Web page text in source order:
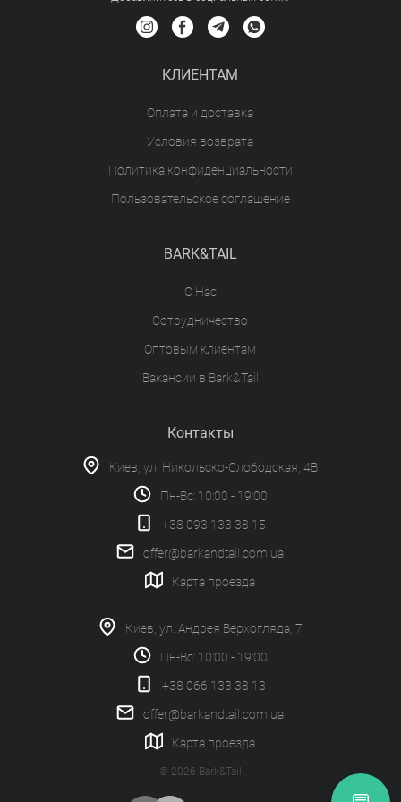
КЛИЕНТАМ
Оплата и доставка
Условия возврата
Политика конфиденциальности
Пользовательское соглашение
BARK&TAIL
О Нас
Сотрудничество
Оптовым клиентам
Вакансии в Bark&Tail
Контакты
Киев, ул. Никольско-Слободская, 4В
Пн-Вс: 10:00 - 19:00
+38 093 133 38 15
offer@barkandtail.com.ua
Карта проезда
Киев, ул. Андрея Верхогляда, 7
Пн-Вс: 10:00 - 19:00
+38 066 133 38 13
offer@barkandtail.com.ua
Карта проезда
© 2026 Bark&Tail